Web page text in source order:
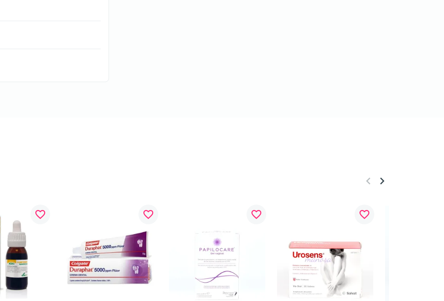
favorite_border favorite_border favorite_border favorite_border
keyboard_arrow_left keyboard_arrow_right